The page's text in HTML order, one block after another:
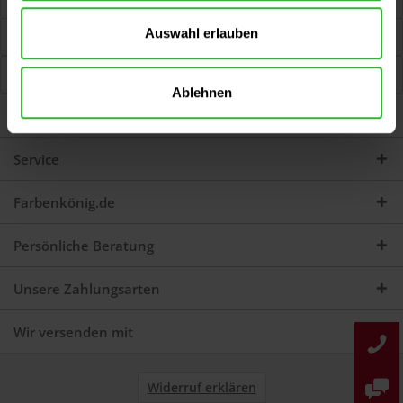
Auswahl erlauben
Ablehnen
Kunden haben sich ebenfalls angesehen
Darum sind wir Farbenkönig
Service
Farbenkönig.de
Persönliche Beratung
Unsere Zahlungsarten
Wir versenden mit
Widerruf erklären